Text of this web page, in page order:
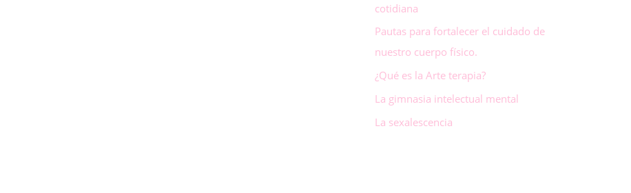
cotidiana
Pautas para fortalecer el cuidado de
nuestro cuerpo físico.
¿Qué es la Arte terapia?
La gimnasia intelectual mental
La sexalescencia